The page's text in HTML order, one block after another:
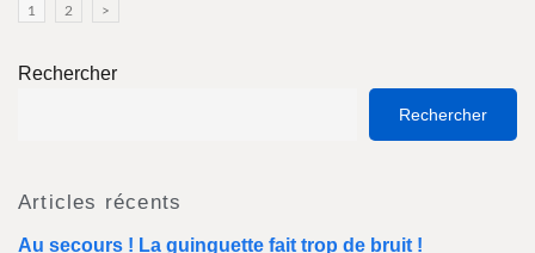
1 2 >
Rechercher
Rechercher
Articles récents
Au secours ! La guinguette fait trop de bruit !